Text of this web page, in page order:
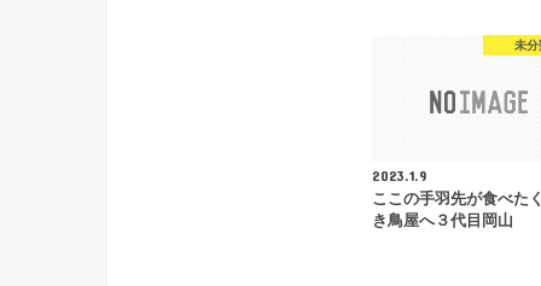
未分
2023.1.9
ここの手羽先が食べた
き鳥屋へ３代目岡山